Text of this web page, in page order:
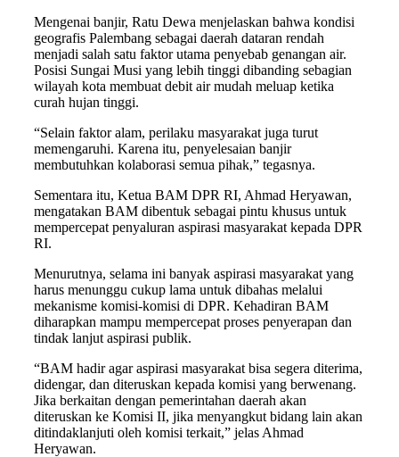
Mengenai banjir, Ratu Dewa menjelaskan bahwa kondisi
geografis Palembang sebagai daerah dataran rendah
menjadi salah satu faktor utama penyebab genangan air.
Posisi Sungai Musi yang lebih tinggi dibanding sebagian
wilayah kota membuat debit air mudah meluap ketika
curah hujan tinggi.
“Selain faktor alam, perilaku masyarakat juga turut
memengaruhi. Karena itu, penyelesaian banjir
membutuhkan kolaborasi semua pihak,” tegasnya.
Sementara itu, Ketua BAM DPR RI, Ahmad Heryawan,
mengatakan BAM dibentuk sebagai pintu khusus untuk
mempercepat penyaluran aspirasi masyarakat kepada DPR
RI.
Menurutnya, selama ini banyak aspirasi masyarakat yang
harus menunggu cukup lama untuk dibahas melalui
mekanisme komisi-komisi di DPR. Kehadiran BAM
diharapkan mampu mempercepat proses penyerapan dan
tindak lanjut aspirasi publik.
“BAM hadir agar aspirasi masyarakat bisa segera diterima,
didengar, dan diteruskan kepada komisi yang berwenang.
Jika berkaitan dengan pemerintahan daerah akan
diteruskan ke Komisi II, jika menyangkut bidang lain akan
ditindaklanjuti oleh komisi terkait,” jelas Ahmad
Heryawan.